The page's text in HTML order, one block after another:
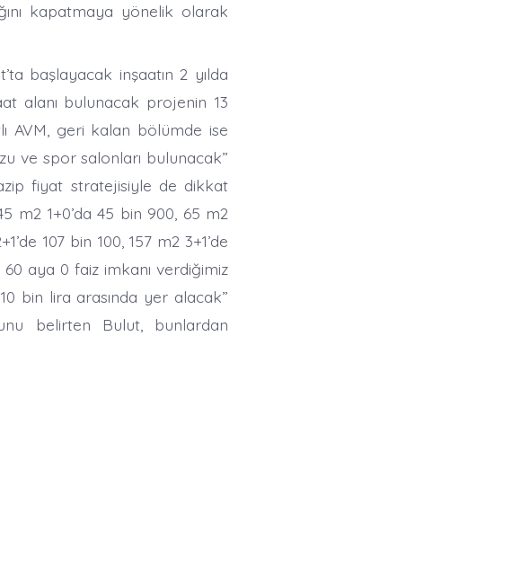
kapatmaya yönelik olarak
başlayacak inşaatın 2 yılda
alanı bulunacak projenin 13
AVM, geri kalan bölümde ise
ve spor salonları bulunacak”
fiyat stratejisiyle de dikkat
m2 1+0’da 45 bin 900, 65 m2
107 bin 100, 157 m2 3+1’de
60 aya 0 faiz imkanı verdiğimiz
bin lira arasında yer alacak”
belirten Bulut, bunlardan